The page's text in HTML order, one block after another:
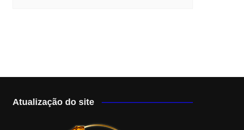
Atualização do site